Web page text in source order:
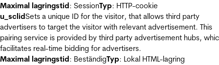
Maximal lagringstid: SessionTyp: HTTP-cookie
u_sclidSets a unique ID for the visitor, that allows third party
advertisers to target the visitor with relevant advertisement. This
pairing service is provided by third party advertisement hubs,
facilitates real-time bidding for advertisers.
Maximal lagringstid: BeständigTyp: Lokal HTML-lagring